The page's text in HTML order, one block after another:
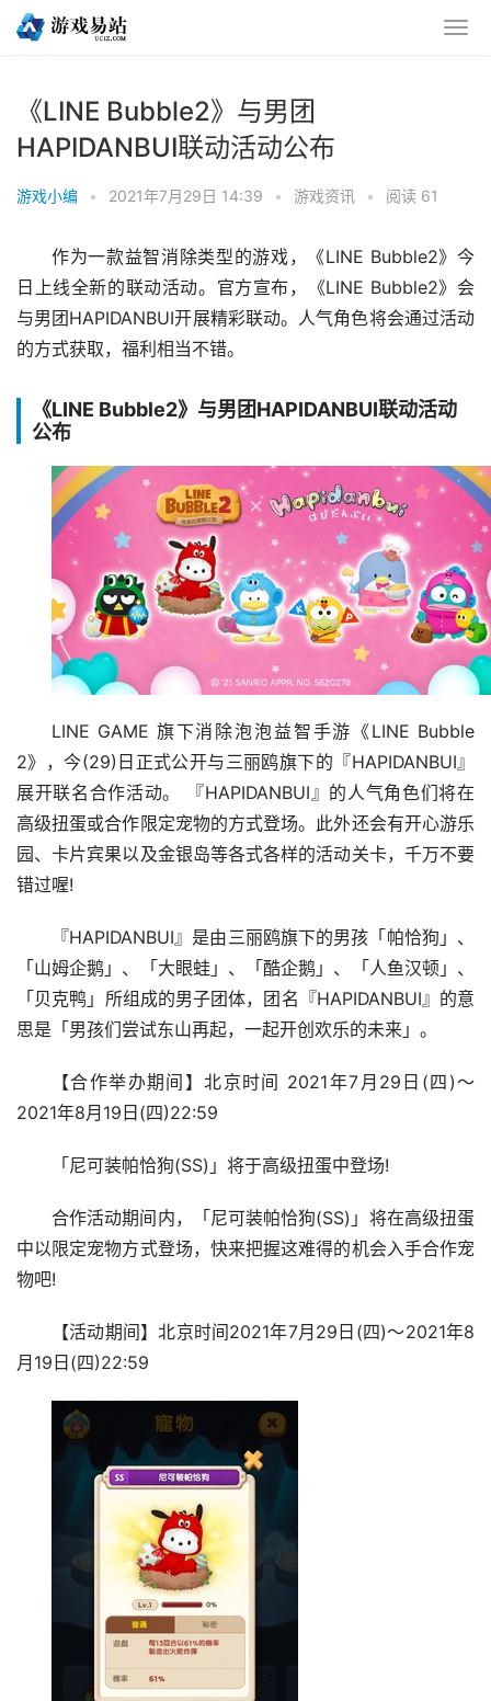
《LINE Bubble2》与男团
HAPIDANBUI联动活动公布
游戏小编 • 2021年7月29日 14:39 • 游戏资讯 • 阅读 61
作为一款益智消除类型的游戏，《LINE Bubble2》今
日上线全新的联动活动。官方宣布，《LINE Bubble2》会
与男团HAPIDANBUI开展精彩联动。人气角色将会通过活动
的方式获取，福利相当不错。
《LINE Bubble2》与男团HAPIDANBUI联动活动
公布
LINE GAME 旗下消除泡泡益智手游《LINE Bubble
2》，今(29)日正式公开与三丽鸥旗下的『HAPIDANBUI』
展开联名合作活动。 『HAPIDANBUI』的人气角色们将在
高级扭蛋或合作限定宠物的方式登场。此外还会有开心游乐
园、卡片宾果以及金银岛等各式各样的活动关卡，千万不要
错过喔!
『HAPIDANBUI』是由三丽鸥旗下的男孩「帕恰狗」、
「山姆企鹅」、「大眼蛙」、「酷企鹅」、「人鱼汉顿」、
「贝克鸭」所组成的男子团体，团名『HAPIDANBUI』的意
思是「男孩们尝试东山再起，一起开创欢乐的未来」。
【合作举办期间】北京时间 2021年7月29日(四)～
2021年8月19日(四)22:59
「尼可装帕恰狗(SS)」将于高级扭蛋中登场!
合作活动期间内，「尼可装帕恰狗(SS)」将在高级扭蛋
中以限定宠物方式登场，快来把握这难得的机会入手合作宠
物吧!
【活动期间】北京时间2021年7月29日(四)～2021年8
月19日(四)22:59